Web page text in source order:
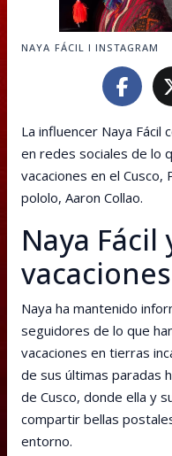
NAYA FÁCIL I INSTAGRAM
La influencer Naya
en redes sociales de lo
vacaciones en el Cusco,
pololo, Aaron Collao.
Naya Fácil
Naya ha mantenido
seguidores de lo que
vacaciones en tierras
de sus últimas paradas
de Cusco, donde ella y
compartir bellas
entorno.